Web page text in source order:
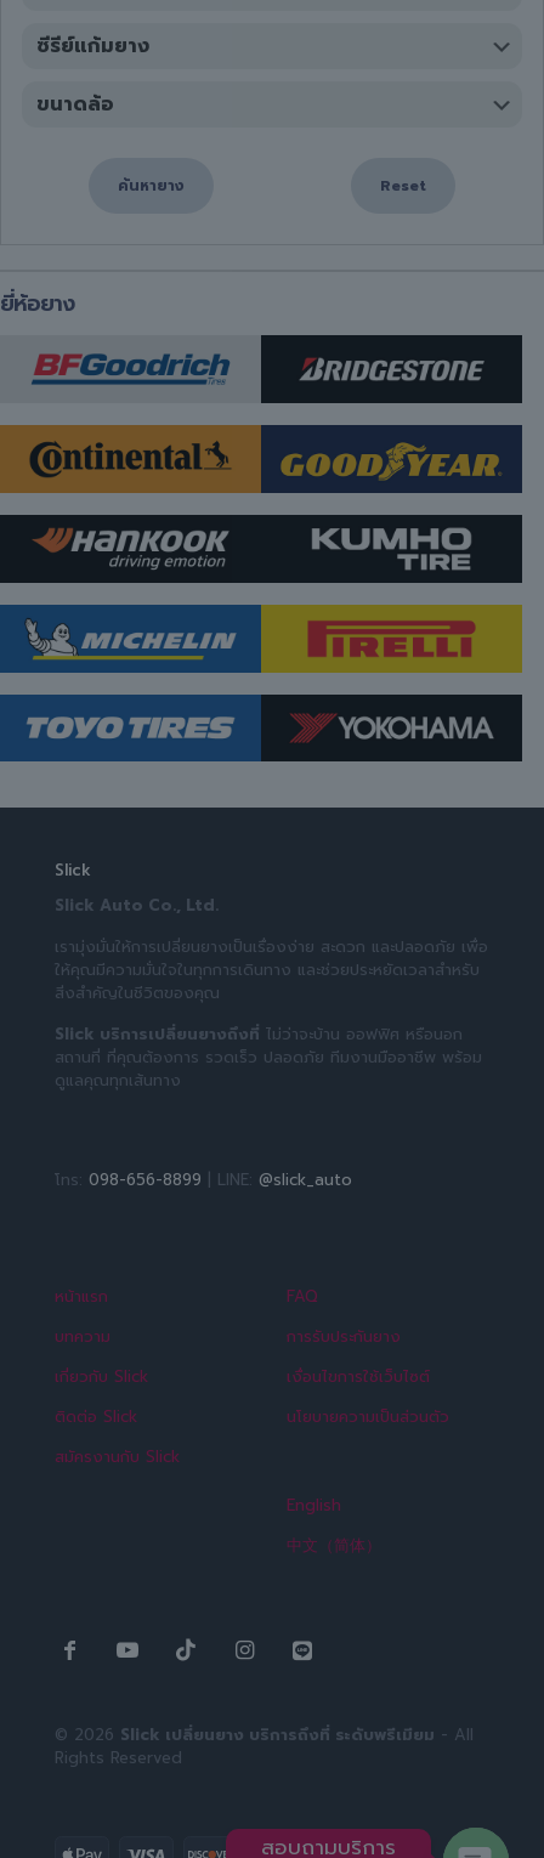
ค้นหายาง Reset
ยี่ห้อยาง
Slick
Slick Auto Co., Ltd.
เรามุ่งมั่นให้การเปลี่ยนยางเป็นเรื่องง่าย สะดวก และปลอดภัย เพื่อ
ให้คุณมีความมั่นใจในทุกการเดินทาง และช่วยประหยัดเวลาสำหรับ
สิ่งสำคัญในชีวิตของคุณ
Slick บริการเปลี่ยนยางถึงที่ ไม่ว่าจะบ้าน ออฟฟิศ หรือนอก
สถานที่ ที่คุณต้องการ รวดเร็ว ปลอดภัย ทีมงานมืออาชีพ พร้อม
ดูแลคุณทุกเส้นทาง
โทร: 098-656-8899 | LINE: @slick_auto
หน้าแรก
บทความ
เกี่ยวกับ Slick
ติดต่อ Slick
สมัครงานกับ Slick
FAQ
การรับประกันยาง
เงื่อนไขการใช้เว็บไซต์
นโยบายความเป็นส่วนตัว
English
中文（简体）
© 2026 Slick เปลี่ยนยาง บริการถึงที่ ระดับพรีเมียม - All
Rights Reserved
สอบถามบริการ